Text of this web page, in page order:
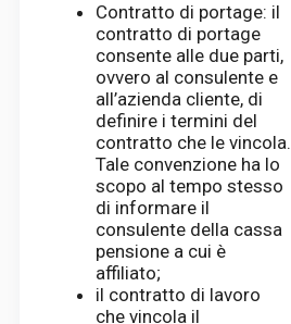
Contratto di portage: il
contratto di portage
consente alle due parti,
ovvero al consulente e
all’azienda cliente, di
definire i termini del
contratto che le vincola.
Tale convenzione ha lo
scopo al tempo stesso
di informare il
consulente della cassa
pensione a cui è
affiliato;
il contratto di lavoro
che vincola il